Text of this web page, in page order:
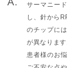
サーマニー
し、針から
のチップに
が異なります
患者様のお